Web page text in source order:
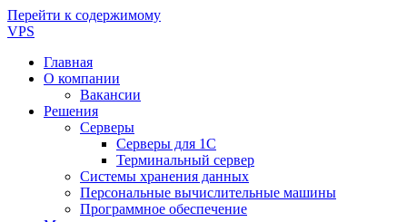
Перейти к содержимому
VPS
Главная
О компании
Вакансии
Решения
Серверы
Серверы для 1С
Терминальный сервер
Системы хранения данных
Персональные вычислительные машины
Программное обеспечение